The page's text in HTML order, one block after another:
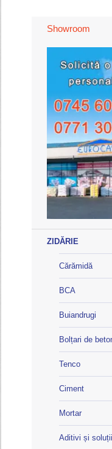
Showroom
ZIDĂRIE
Cărămidă
BCA
Buiandrugi
Bolțari de
Tenco
Ciment
Mortar
Aditivi și